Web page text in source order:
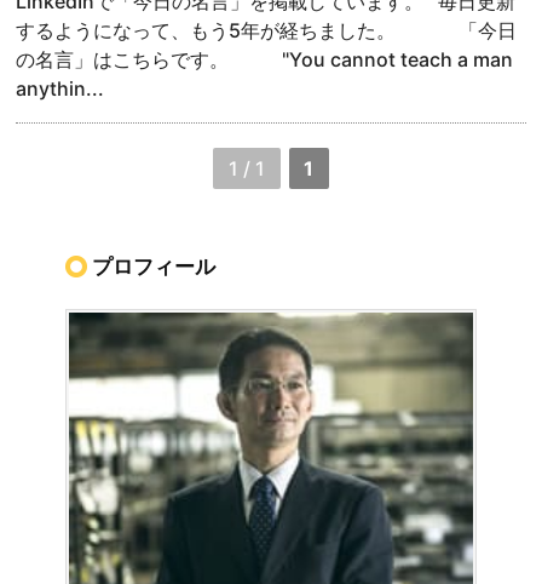
するようになって、もう5年が経ちました。 「今日
の名言」はこちらです。 "You cannot teach a man
anythin...
1 / 1 1
プロフィール